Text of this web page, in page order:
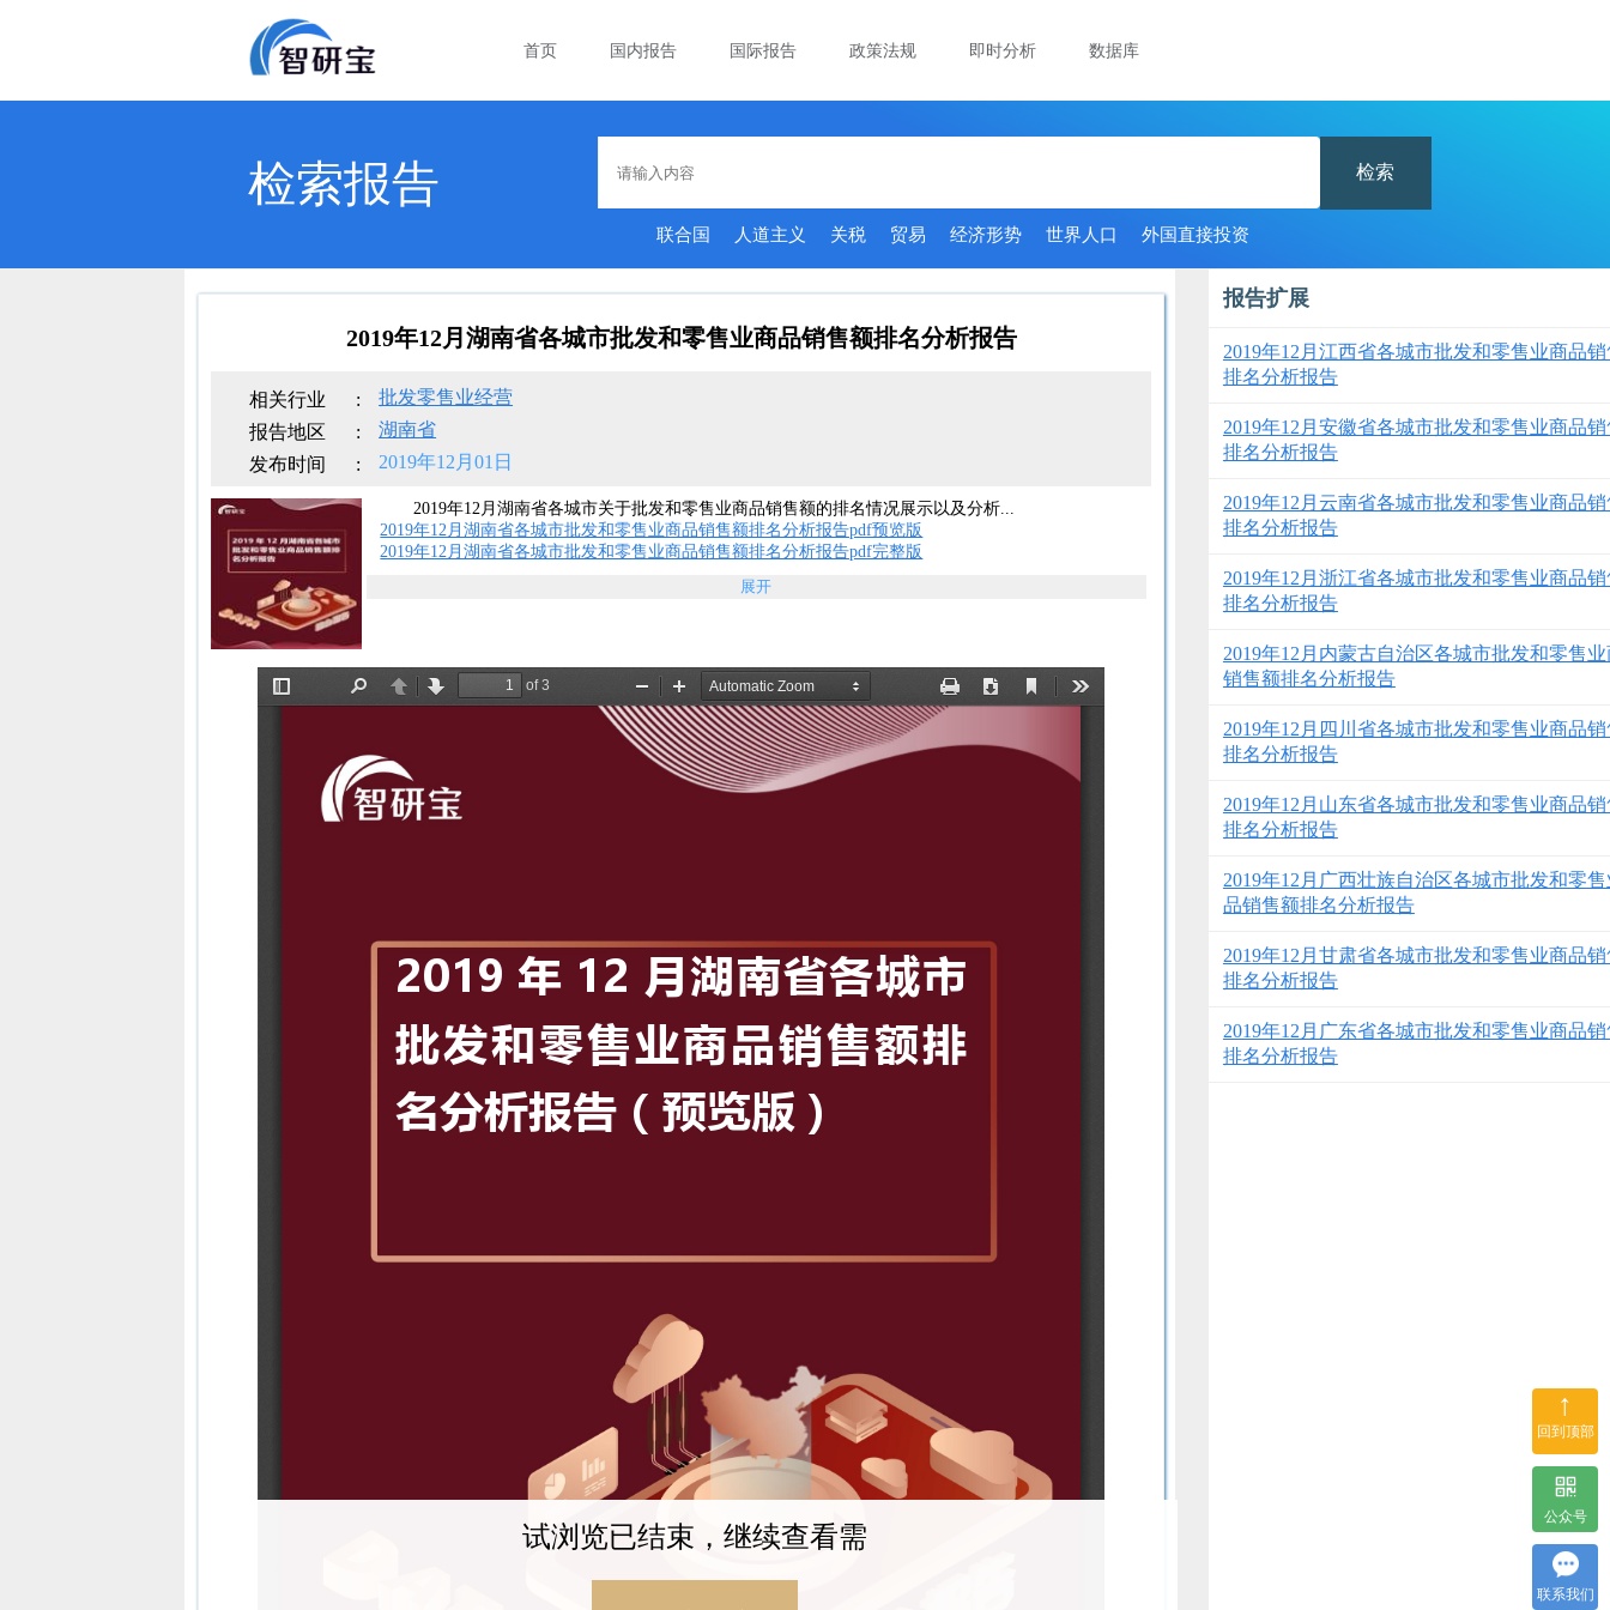
首页 国内报告 国际报告 政策法规 即时分析 数据库
检索报告 检索
联合国 人道主义 关税 贸易 经济形势 世界人口 外国直接投资
2019年12月湖南省各城市批发和零售业商品销售额排名分析报告
相关行业 :
批发零售业经营
报告地区
:
湖南省
发布时间
: 2019年12月01日
2019年12月湖南省各城市关于批发和零售业商品销售额的排名情况展示以及分析...
2019年12月湖南省各城市批发和零售业商品销售额排名分析报告pdf预览版
2019年12月湖南省各城市批发和零售业商品销售额排名分析报告pdf完整版
展开
试浏览已结束，继续查看需
报告扩展
2019年12月江西省各城市批发和零售业商品
排名分析报告
2019年12月安徽省各城市批发和零售业商品
排名分析报告
2019年12月云南省各城市批发和零售业商品
排名分析报告
2019年12月浙江省各城市批发和零售业商品
排名分析报告
2019年12月内蒙古自治区各城市批发和零售
销售额排名分析报告
2019年12月四川省各城市批发和零售业商品
排名分析报告
2019年12月山东省各城市批发和零售业商品
排名分析报告
2019年12月广西壮族自治区各城市批发和零
品销售额排名分析报告
2019年12月甘肃省各城市批发和零售业商品
排名分析报告
2019年12月广东省各城市批发和零售业商品
排名分析报告
↑
回到顶部
公众号
联系我们